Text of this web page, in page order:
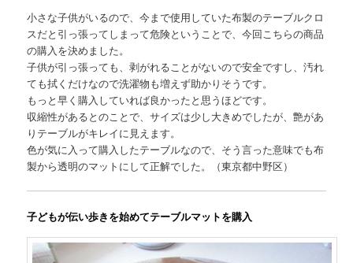
小さな子供がいるので、今まで使用していた布製のテーブルクロ
スだと引っ張ってしまって危険ということで、今回こちらの商品
の購入を決めました。
子供が引っ張っても、剥がれることがないので安全ですし、汚れ
ても拭くだけなので洗濯物も増えず助かりそうです。
もっと早く購入していれば良かったと思うほどです。
収縮性があるとのことで、サイズは少し大きめでしたが、艶があ
りテーブルがキレイに見えます。
色が気に入って購入したテーブルなので、そう言った意味でも布
製から透明のマットにして正解でした。（東京都中野区）
子どもが伝い歩きを始めてテーブルマットを購入